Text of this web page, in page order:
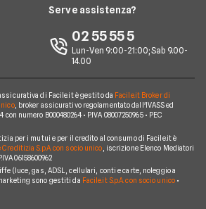
Serve assistenza?
02 55 55 5
Lun-Ven 9:00-21:00; Sab 9.00-
14.00
di Facile.it è gestito da Facile.it Broker di
, broker assicurativo regolamentato dall'IVASS ed
numero B000480264 • P.IVA 08007250965 • PEC
per i mutui e per il credito al consumo di Facile.it è
S.p.A. con socio unico, iscrizione Elenco Mediatori
06158600962
(luce, gas, ADSL, cellulari, conti e carte, noleggio a
sono gestiti da Facile.it S.p.A. con socio unico•